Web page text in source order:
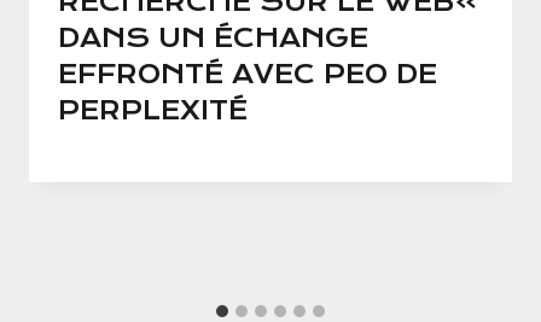
DANS UN ÉCHANGE
EFFRONTÉ AVEC PEO DE
PERPLEXITÉ